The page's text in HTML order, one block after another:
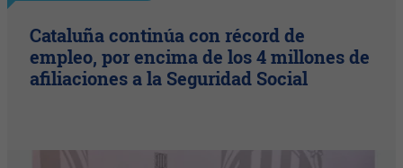
Cataluña continúa con récord de
empleo, por encima de los 4 millones de
afiliaciones a la Seguridad Social